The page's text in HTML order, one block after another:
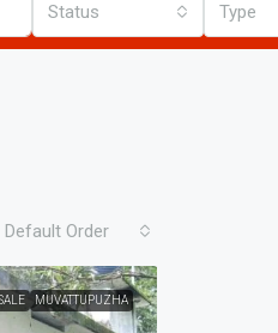
Status Type
Default Order
MUVATTUPUZHA